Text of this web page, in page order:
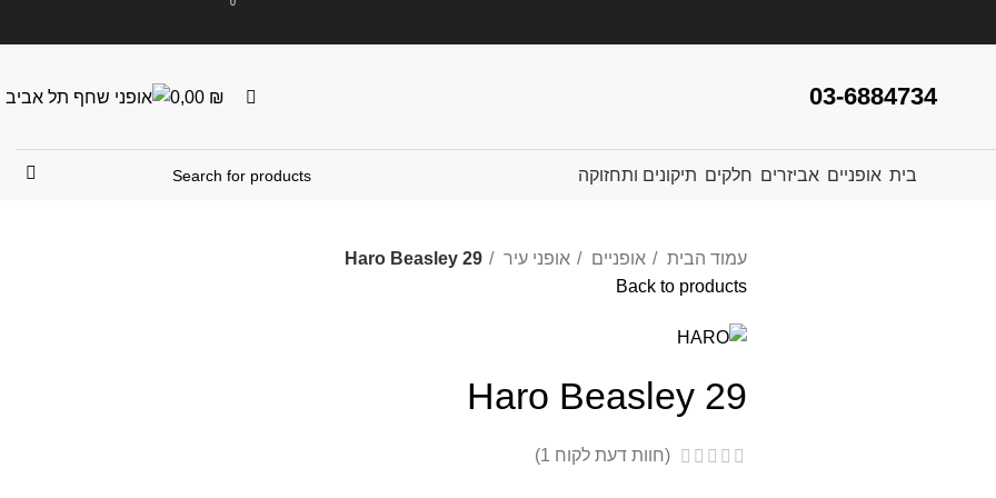
03-6884734
0
0,00 ₪
בית אופניים אביזרים חלקים תיקונים ותחזוקה
עמוד הבית אופניים אופני עיר
Haro Beasley 29
Back to products
Haro Beasley 29
(חוות דעת לקוח 1
)